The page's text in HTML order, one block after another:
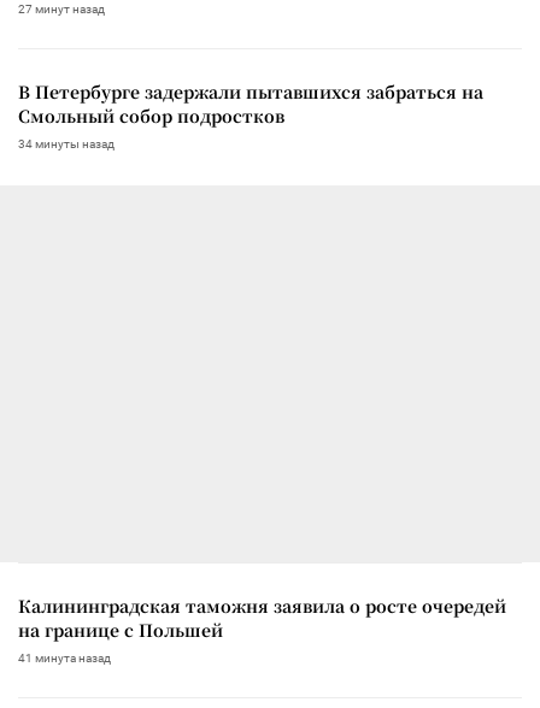
27 минут назад
В Петербурге задержали пытавшихся забраться на
Смольный собор подростков
34 минуты назад
Калининградская таможня заявила о росте очередей
на границе с Польшей
41 минута назад